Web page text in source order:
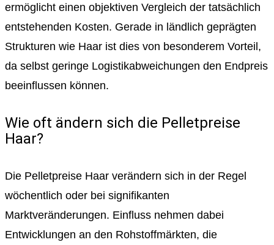
ermöglicht einen objektiven Vergleich der tatsächlich
entstehenden Kosten. Gerade in ländlich geprägten
Strukturen wie Haar ist dies von besonderem Vorteil,
da selbst geringe Logistikabweichungen den Endpreis
beeinflussen können.
Wie oft ändern sich die Pelletpreise
Haar?
Die Pelletpreise Haar verändern sich in der Regel
wöchentlich oder bei signifikanten
Marktveränderungen. Einfluss nehmen dabei
Entwicklungen an den Rohstoffmärkten, die